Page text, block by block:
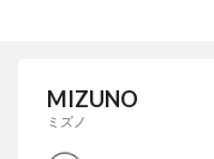
MIZUNO
ミズノ